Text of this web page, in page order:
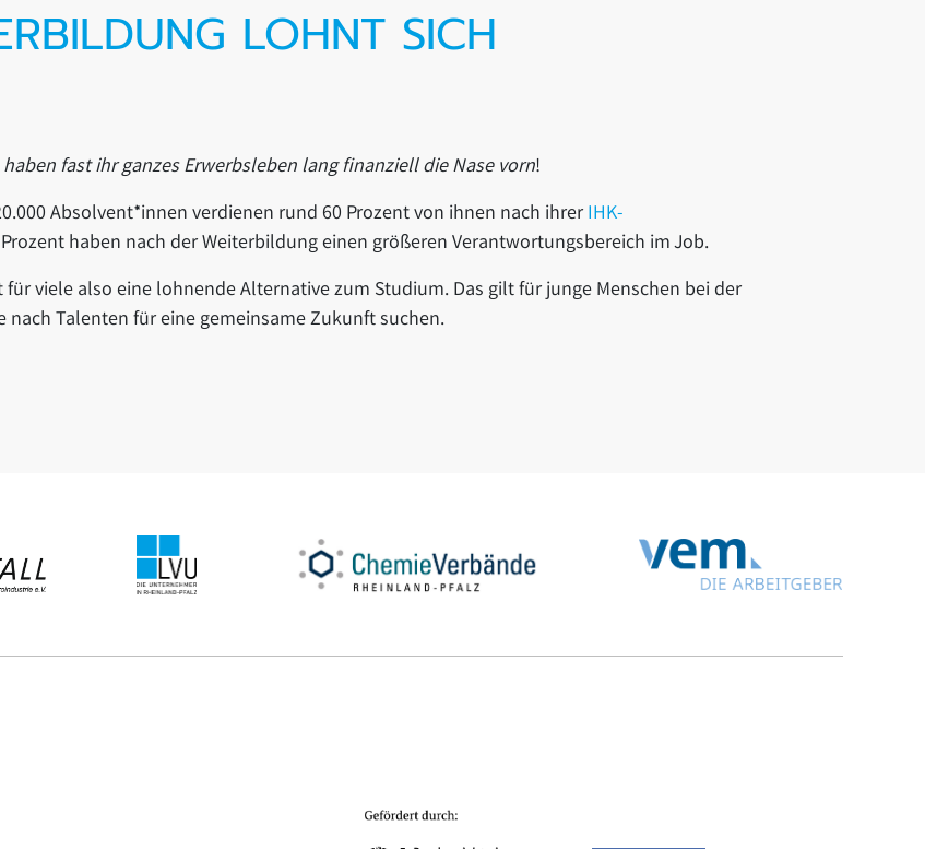
LOHNT SICH
fast ihr ganzes Erwerbsleben lang finanziell die Nase vorn!
Absolvent*innen verdienen rund 60 Prozent von ihnen nach ihrerIHK-
haben nach der Weiterbildung einen größeren Verantwortungsbereich im Job.
viele also eine lohnende Alternative zum Studium. Das gilt für junge Menschen bei der
Talenten für eine gemeinsame Zukunft suchen.